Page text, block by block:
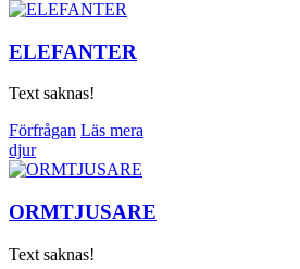
ELEFANTER
Text saknas!
Förfrågan Läs mera
djur
ORMTJUSARE
Text saknas!